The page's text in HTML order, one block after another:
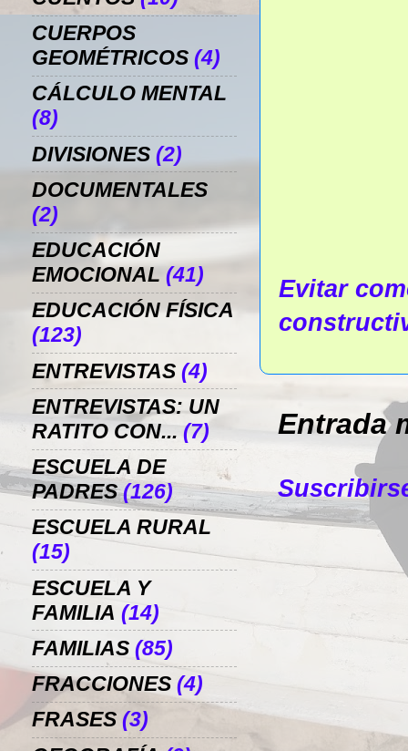
Evitar
Entrada
CUERPOS
GEOMÉTRICOS (4)
CÁLCULO MENTAL
(8)
DIVISIONES (2)
DOCUMENTALES
(2)
EDUCACIÓN
EMOCIONAL (41)
EDUCACIÓN FÍSICA
(123)
ENTREVISTAS (4)
ENTREVISTAS: UN
RATITO CON... (7)
ESCUELA DE
PADRES (126)
ESCUELA RURAL
(15)
ESCUELA Y
FAMILIA (14)
FAMILIAS (85)
FRACCIONES (4)
FRASES (3)